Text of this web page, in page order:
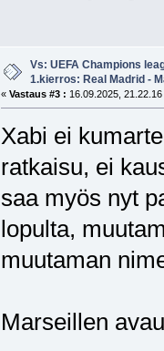
Vs: UEFA Champions
1.kierros: Real Madrid -
« Vastaus #3 : 16.09.2025, 21.22.16
Xabi ei
ratkaisu, ei
saa myös nyt
lopulta,
muutaman
Marseillen